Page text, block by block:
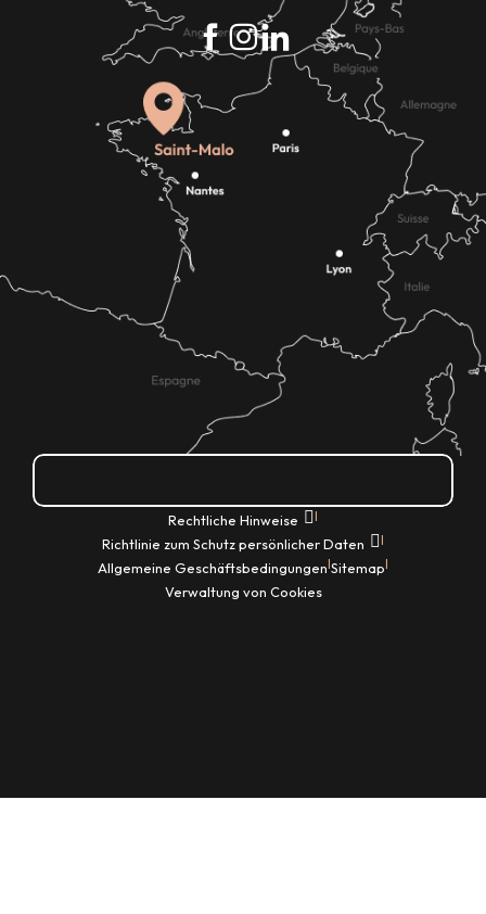
Rechtliche Hinweise |
Richtlinie zum Schutz persönlicher Daten |
Allgemeine Geschäftsbedingungen|Sitemap|
Verwaltung von Cookies